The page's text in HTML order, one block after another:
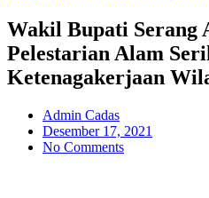
Wakil Bupati Serang
Pelestarian Alam
Ketenagakerjaan
Admin Cadas
Desember 17, 2021
No Comments